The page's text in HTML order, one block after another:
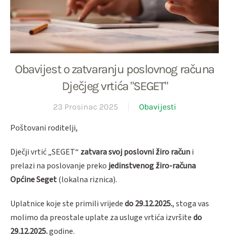
Obavijest o zatvaranju poslovnog računa
Dječjeg vrtića "SEGET"
23 Prosinac 2025 Obavijesti
Poštovani roditelji,
Dječji vrtić „SEGET“ zatvara svoj poslovni žiro računi
prelazi na poslovanje preko jedinstvenog žiro-računa
Općine Seget(lokalna riznica).
Uplatnice koje ste primili vrijededo 29.12.2025., stoga vas
molimo da preostale uplate za usluge vrtića izvršitedo
29.12.2025.godine.